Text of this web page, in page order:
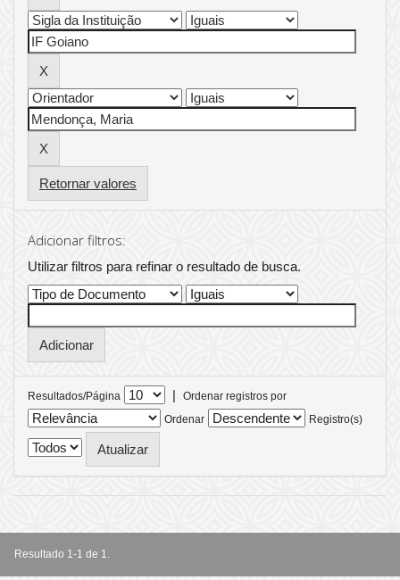
Retornar valores
Adicionar filtros:
Utilizar filtros para refinar o resultado de busca.
Resultados/Página |
Ordenar registros por
Ordenar
Registro(s)
Resultado 1-1 de 1.